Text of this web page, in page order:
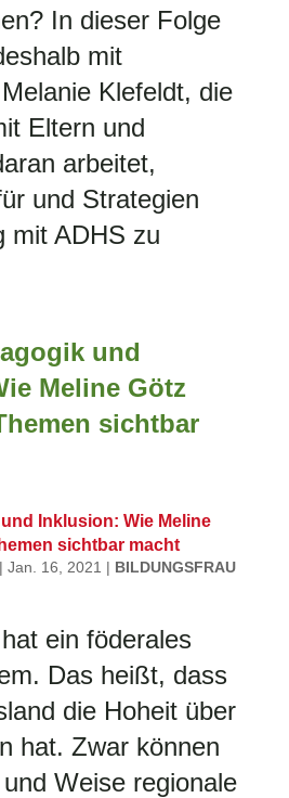
In dieser Folge
mit
Klefeldt, die
Eltern und
arbeitet,
und Strategien
mit ADHS zu
Inklusion: Wie Meline
sichtbar macht
Jan. 16, 2021 | BILDUNGSFRAU
ein föderales
Das heißt, dass
die Hoheit über
hat. Zwar können
Weise regionale